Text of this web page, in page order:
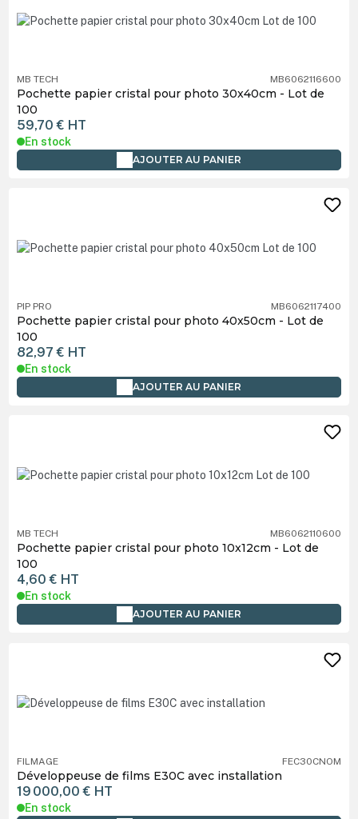
MB TECH MB6062116600
Pochette papier cristal pour photo 30x40cm - Lot de
100
59,70 € HT
En stock
AJOUTER AU PANIER
PIP PRO MB6062117400
Pochette papier cristal pour photo 40x50cm - Lot de
100
82,97 € HT
En stock
AJOUTER AU PANIER
MB TECH MB6062110600
Pochette papier cristal pour photo 10x12cm - Lot de
100
4,60 € HT
En stock
AJOUTER AU PANIER
FILMAGE FEC30CNOM
Développeuse de films E30C avec installation
19 000,00 € HT
En stock